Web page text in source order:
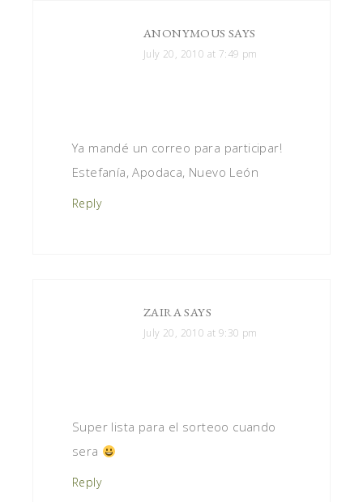
ANONYMOUS SAYS
July 20, 2010 at 7:49 pm
Ya mandé un correo para participar!
Estefanía, Apodaca, Nuevo León
Reply
ZAIRASAYS
July 20, 2010 at 9:30 pm
Super lista para el sorteoo cuando
sera
Reply